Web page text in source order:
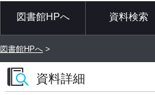
図書館HPへ 資料検索
図書館HPへ >
資料詳細